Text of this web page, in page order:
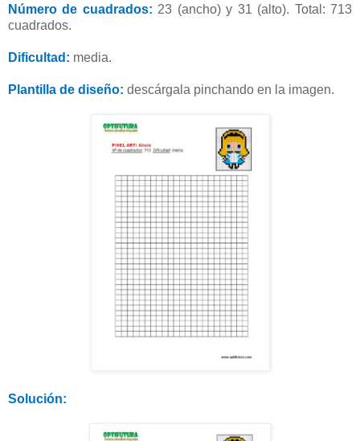
Número de cuadrados: 23 (ancho) y 31 (alto). Total: 713
cuadrados.
Dificultad: media.
Plantilla de diseño: descárgala pinchando en la imagen.
Solución: